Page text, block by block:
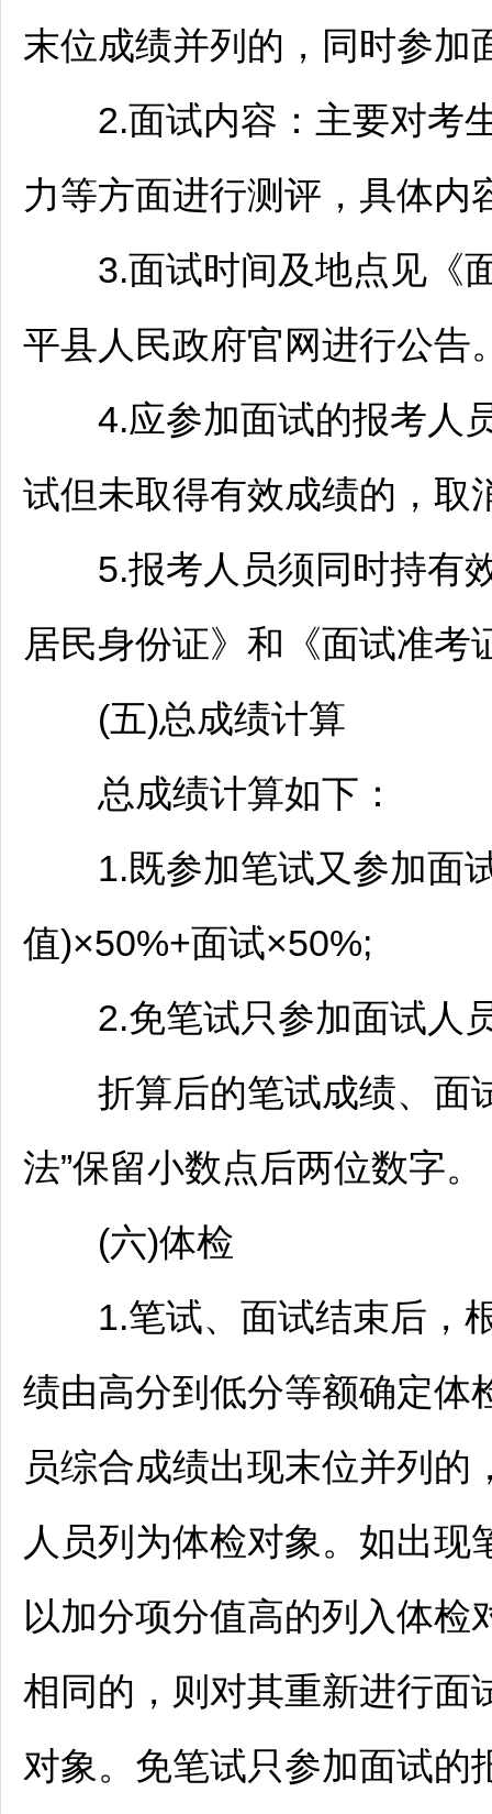
末位成绩并列的，同时参加
2.面试内容：主要对考生
力等方面进行测评，具体内
3.面试时间及地点见《面
平县人民政府官网进行公告
4.应参加面试的报考人员
试但未取得有效成绩的，取
5.报考人员须同时持有效
居民身份证》和《面试准考
(五)总成绩计算
总成绩计算如下：
1.既参加笔试又参加面
值)×50%+面试×50%;
2.免笔试只参加面试人员
折算后的笔试成绩、面
法”保留小数点后两位数字。
(六)体检
1.笔试、面试结束后，根
绩由高分到低分等额确定体
员综合成绩出现末位并列
人员列为体检对象。如出
以加分项分值高的列入体
相同的，则对其重新进行面
对象。免笔试只参加面试的